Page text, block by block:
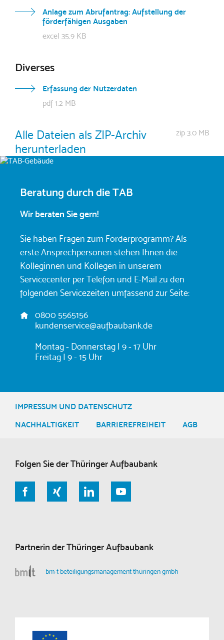
Anlage zum Abrufantrag: Aufstellung der
förderfähigen Ausgaben
excel 35.9 KB
Diverses
Erfassung der Nutzerdaten
pdf 1.2 MB
Alle Dateien als ZIP-Archiv
herunterladen
zip 3.0 MB
Beratung durch die TAB
Wir beraten Sie gern!
Sie haben Fragen zum Förderprogramm? Als
erste Ansprechpersonen stehen Ihnen die
Kolleginnen und Kollegen in unserem
Servicecenter per Telefon und E-Mail zu den
folgenden Servicezeiten umfassend zur Seite:
A
d
e
s
0800 5565156
kundenservice@aufbaubank.de
Montag - Donnerstag | 9 - 17 Uhr
Freitag | 9 - 15 Uhr
IMPRESSUM UND DATENSCHUTZ
NACHHALTIGKEIT
BARRIEREFREIHEIT AGB
Folgen Sie der Thüringer Aufbaubank
Partnerin der Thüringer Aufbaubank
bm-t beteiligungsmanagement thüringen gmbh